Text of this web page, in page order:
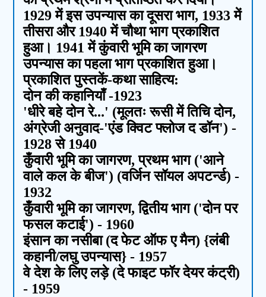
1929 में इस उपन्यास का दूसरा भाग, 1933 में
तीसरा और 1940 में चौथा भाग प्रकाशित
हुआ। 1941 में कुंवारी भूमि का जागरण
उपन्यास का पहला भाग प्रकाशित हुआ।
प्रकाशित पुस्तकें-कथा साहित्य:
दोन की कहानियाँ -1923
'धीरे बहे दोन रे...' (मूलतः रूसी में तिचि दोन,
अंग्रेजी अनुवाद-'एंड क्विट फ्लोज द डॉन') -
1928 से 1940
कुँवारी भूमि का जागरण, प्रथम भाग ('आने
वाले कल के बीज') (वर्जिन सॉयल अपटर्न्ड) -
1932
कुँवारी भूमि का जागरण, द्वितीय भाग ('दोन पर
फसल कटाई') - 1960
इंसान का नसीबा (द फेट ऑफ ए मैन) {लंबी
कहानी/लघु उपन्यास} - 1957
वे देश के लिए लड़े (दे फाइट फॉर देयर कंट्री)
- 1959